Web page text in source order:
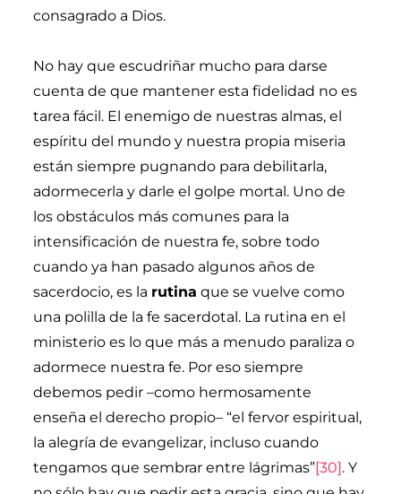
consagrado a Dios.
No hay que escudriñar mucho para darse
cuenta de que mantener esta fidelidad no es
tarea fácil. El enemigo de nuestras almas, el
espíritu del mundo y nuestra propia miseria
están siempre pugnando para debilitarla,
adormecerla y darle el golpe mortal. Uno de
los obstáculos más comunes para la
intensificación de nuestra fe, sobre todo
cuando ya han pasado algunos años de
sacerdocio, es la rutina que se vuelve como
una polilla de la fe sacerdotal. La rutina en el
ministerio es lo que más a menudo paraliza o
adormece nuestra fe. Por eso siempre
debemos pedir –como hermosamente
enseña el derecho propio– “el fervor espiritual,
la alegría de evangelizar, incluso cuando
tengamos que sembrar entre lágrimas”[30]. Y